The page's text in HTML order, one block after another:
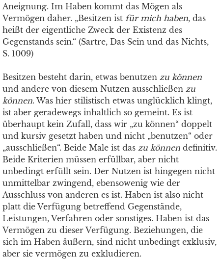
Aneignung. Im Haben kommt das Mögen als
Vermögen daher. „Besitzen ist für mich haben, das
heißt der eigentliche Zweck der Existenz des
Gegenstands sein.“ (Sartre, Das Sein und das Nichts,
S. 1009)
Besitzen besteht darin, etwas benutzen zu können
und andere von diesem Nutzen ausschließen zu
können. Was hier stilistisch etwas unglücklich klingt,
ist aber geradewegs inhaltlich so gemeint. Es ist
überhaupt kein Zufall, dass wir „zu können“ doppelt
und kursiv gesetzt haben und nicht „benutzen“ oder
„ausschließen“. Beide Male ist das zu können definitiv.
Beide Kriterien müssen erfüllbar, aber nicht
unbedingt erfüllt sein. Der Nutzen ist hingegen nicht
unmittelbar zwingend, ebensowenig wie der
Ausschluss von anderen es ist. Haben ist also nicht
platt die Verfügung betreffend Gegenstände,
Leistungen, Verfahren oder sonstiges. Haben ist das
Vermögen zu dieser Verfügung. Beziehungen, die
sich im Haben äußern, sind nicht unbedingt exklusiv,
aber sie vermögen zu exkludieren.